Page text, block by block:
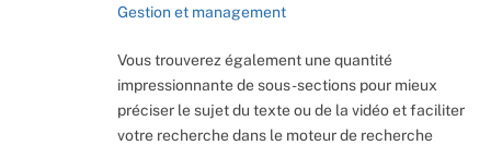
Gestion et management
Vous trouverez également une quantité
impressionnante de sous-sections pour mieux
préciser le sujet du texte ou de la vidéo et faciliter
votre recherche dans le moteur de recherche